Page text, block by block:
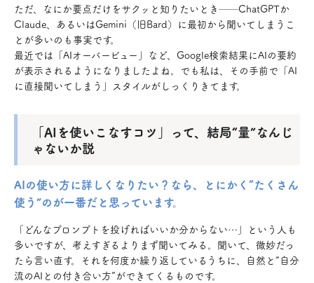
ただ、なにか要点だけをサクッと知りたいとき──ChatGPTか
Claude、あるいはGemini（旧Bard）に最初から聞いてしまうこ
とが多いのも事実です。
最近では「AIオーバービュー」など、Google検索結果にAIの要約
が表示されるようになりましたよね。でも私は、その手前で「AI
に直接聞いてしまう」スタイルがしっくりきてます。
「AIを使いこなすコツ」って、結局“量”なんじ
ゃないか説
AIの使い方に詳しくなりたい？なら、とにかく“たくさん
使う”のが一番だと思っています。
「どんなプロンプトを投げればいいか分からない…」という人も
多いですが、考えすぎるよりまず聞いてみる。聞いて、微妙だっ
たら言い直す。それを何度か繰り返しているうちに、自然と“自分
流のAIとの付き合い方”ができてくるものです。